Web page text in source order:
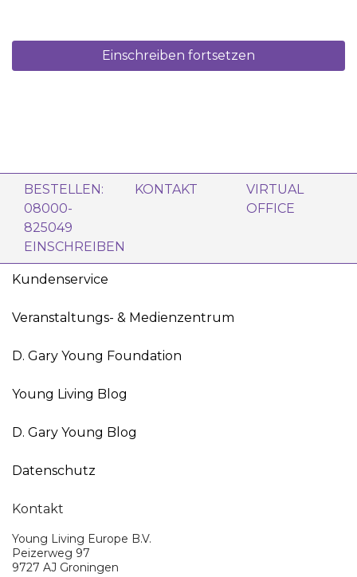
Einschreiben fortsetzen
BESTELLEN:
08000-
825049
KONTAKT
VIRTUAL
OFFICE
EINSCHREIBEN
Kundenservice
Veranstaltungs- & Medienzentrum
D. Gary Young Foundation
Young Living Blog
D. Gary Young Blog
Datenschutz
Kontakt
Young Living Europe B.V.
Peizerweg 97
9727 AJ Groningen